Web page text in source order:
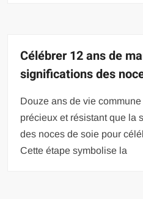
Célébrer 12 ans de
significations des
Douze ans de vie
précieux et résistant que la
des noces de soie pour
Cette étape symbolise la